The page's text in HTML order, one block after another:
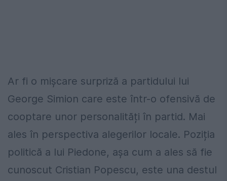
Ar fi o mișcare surpriză a partidului lui
George Simion care este într-o ofensivă de
cooptare unor personalități în partid. Mai
ales în perspectiva alegerilor locale. Poziția
politică a lui Piedone, așa cum a ales să fie
cunoscut Cristian Popescu, este una destul